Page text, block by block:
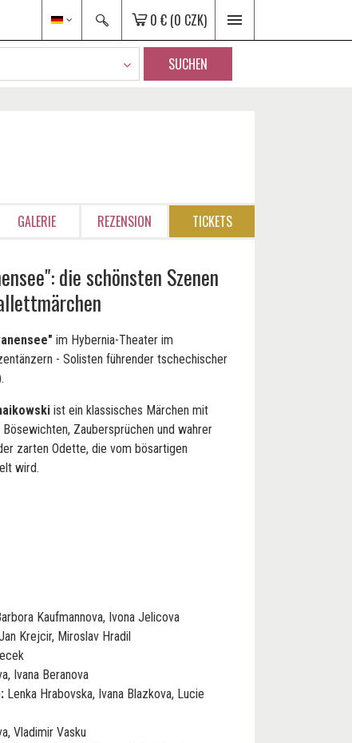
0 € (0 CZK)
SUCHEN
GALERIE REZENSION TICKETS
die schönsten Szenen
im Hybernia-Theater im
- Solisten führender tschechischer
ist ein klassisches Märchen mit
Zaubersprüchen und wahrer
zarten Odette, die vom bösartigen
wird.
Kaufmannova, Ivona Jelicova
Krejcir, Miroslav Hradil
Ivana Beranova
Lenka Hrabovska, Ivana Blazkova, Lucie
Vladimir Vasku